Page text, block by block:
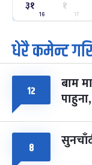
२५
मंगल फाल्गुन २५,
७
आइत
पूर्णिमा व्रत
चैत्र ७, २०८३-
८ फागुपूर्णिमा
चैत्र ८, २०८३-
३१
16
१
17
धेरै कमेन्ट
१२ बाम
८